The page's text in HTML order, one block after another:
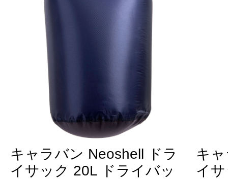
キャラバン Neoshell ドラ
イサック 20L ドライバッ
キ
イ